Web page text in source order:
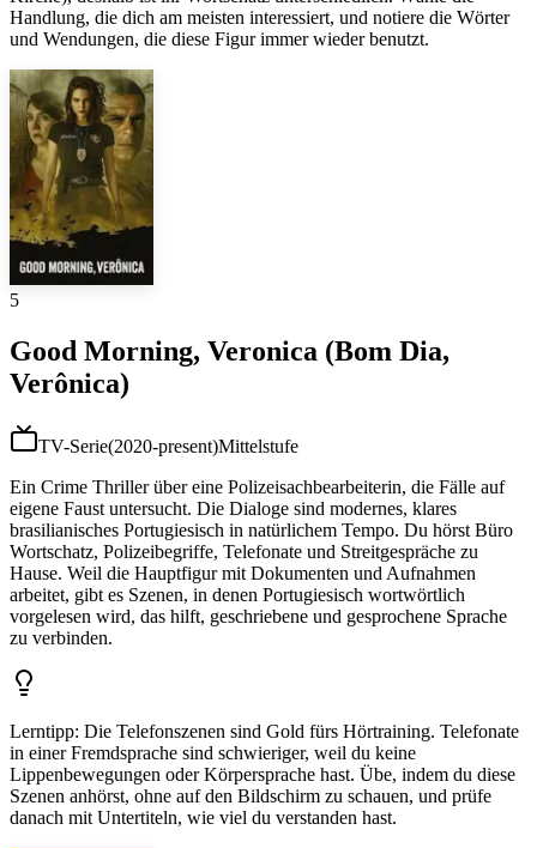
Handlung, die dich am meisten interessiert, und notiere die Wörter
und Wendungen, die diese Figur immer wieder benutzt.
5
Good Morning, Veronica (Bom Dia,
Verônica)
TV-Serie(2020-present)Mittelstufe
Ein Crime Thriller über eine Polizeisachbearbeiterin, die Fälle auf
eigene Faust untersucht. Die Dialoge sind modernes, klares
brasilianisches Portugiesisch in natürlichem Tempo. Du hörst Büro
Wortschatz, Polizeibegriffe, Telefonate und Streitgespräche zu
Hause. Weil die Hauptfigur mit Dokumenten und Aufnahmen
arbeitet, gibt es Szenen, in denen Portugiesisch wortwörtlich
vorgelesen wird, das hilft, geschriebene und gesprochene Sprache
zu verbinden.
Lerntipp: Die Telefonszenen sind Gold fürs Hörtraining. Telefonate
in einer Fremdsprache sind schwieriger, weil du keine
Lippenbewegungen oder Körpersprache hast. Übe, indem du diese
Szenen anhörst, ohne auf den Bildschirm zu schauen, und prüfe
danach mit Untertiteln, wie viel du verstanden hast.